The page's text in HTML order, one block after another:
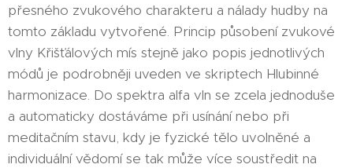
přesného zvukového charakteru a nálady hudby na
tomto základu vytvořené. Princip působení zvukové
vlny Křišťálových mís stejně jako popis jednotlivých
módů je podrobněji uveden ve skriptech Hlubinné
harmonizace. Do spektra alfa vln se zcela jednoduše
a automaticky dostáváme při usínání nebo při
meditačním stavu, kdy je fyzické tělo uvolněné a
individuální vědomí se tak může více soustředit na